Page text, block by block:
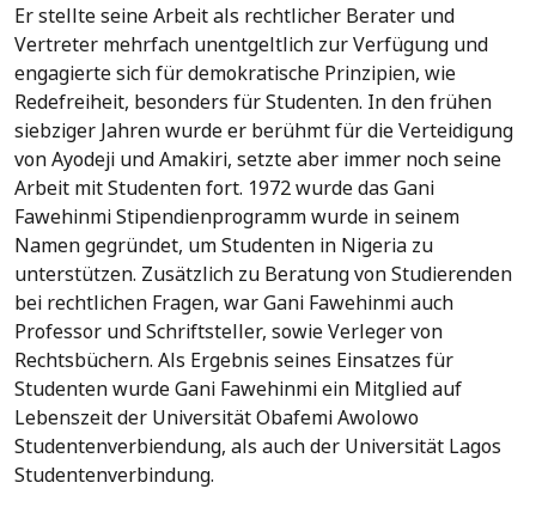
Er stellte seine Arbeit als rechtlicher Berater und
Vertreter mehrfach unentgeltlich zur Verfügung und
engagierte sich für demokratische Prinzipien, wie
Redefreiheit, besonders für Studenten. In den frühen
siebziger Jahren wurde er berühmt für die Verteidigung
von Ayodeji und Amakiri, setzte aber immer noch seine
Arbeit mit Studenten fort. 1972 wurde das Gani
Fawehinmi Stipendienprogramm wurde in seinem
Namen gegründet, um Studenten in Nigeria zu
unterstützen. Zusätzlich zu Beratung von Studierenden
bei rechtlichen Fragen, war Gani Fawehinmi auch
Professor und Schriftsteller, sowie Verleger von
Rechtsbüchern. Als Ergebnis seines Einsatzes für
Studenten wurde Gani Fawehinmi ein Mitglied auf
Lebenszeit der Universität Obafemi Awolowo
Studentenverbiendung, als auch der Universität Lagos
Studentenverbindung.